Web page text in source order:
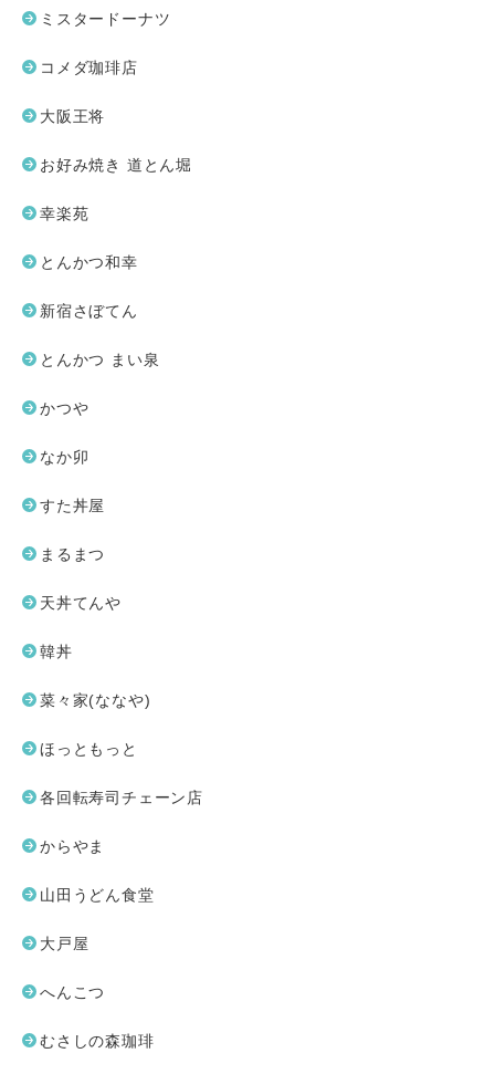
ミスタードーナツ
コメダ珈琲店
大阪王将
お好み焼き 道とん堀
幸楽苑
とんかつ和幸
新宿さぼてん
とんかつ まい泉
かつや
なか卯
すた丼屋
まるまつ
天丼てんや
韓丼
菜々家(ななや)
ほっともっと
各回転寿司チェーン店
からやま
山田うどん食堂
大戸屋
へんこつ
むさしの森珈琲